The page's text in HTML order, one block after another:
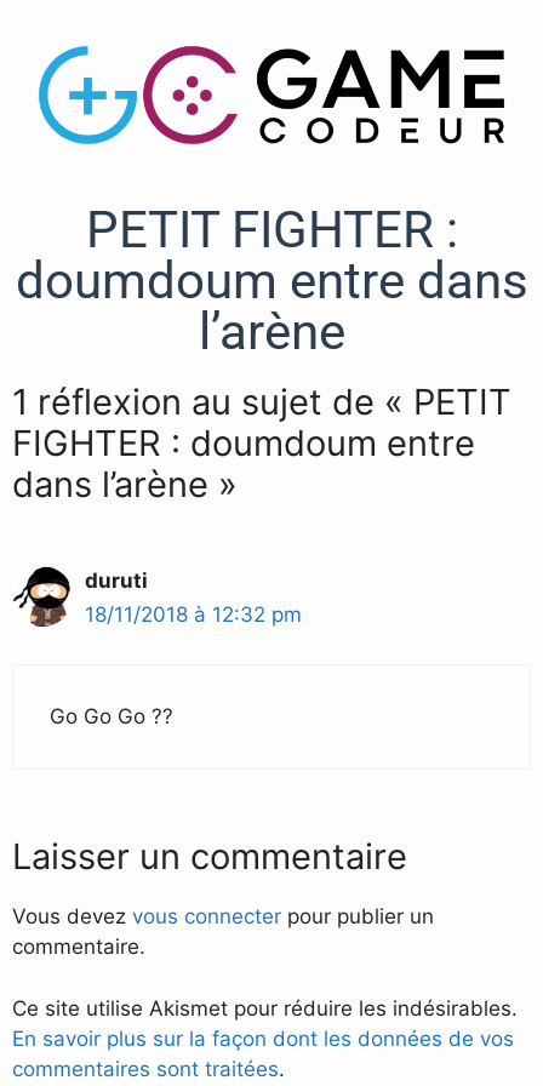
PETIT FIGHTER :
doumdoum entre dans
l’arène
1 réflexion au sujet de « PETIT
FIGHTER : doumdoum entre
dans l’arène »
duruti
18/11/2018 à 12:32 pm
Go Go Go ?️?️
Laisser un commentaire
Vous devez vous connecter pour publier un
commentaire.
Ce site utilise Akismet pour réduire les indésirables.
En savoir plus sur la façon dont les données de vos
commentaires sont traitées.